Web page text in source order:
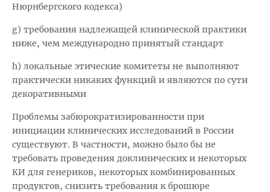
Нюрнбергского кодекса)
g) требования надлежащей клинической практики
ниже, чем международно принятый стандарт
h) локальные этические комитеты не выполняют
практически никаких функций и являются по сути
декоративными
Проблемы забюрократизированности при
инициации клинических исследований в России
существуют. В частности, можно было бы не
требовать проведения доклинических и некоторых
КИ для генериков, некоторых комбинированных
продуктов, снизить требования к брошюре